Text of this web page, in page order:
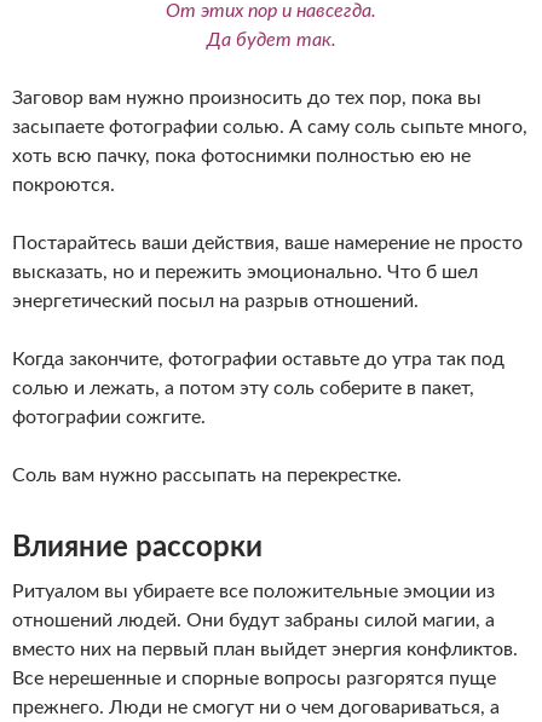
От этих пор и навсегда.
Да будет так.
Заговор вам нужно произносить до тех пор, пока вы
засыпаете фотографии солью. А саму соль сыпьте много,
хоть всю пачку, пока фотоснимки полностью ею не
покроются.
Постарайтесь ваши действия, ваше намерение не просто
высказать, но и пережить эмоционально. Что б шел
энергетический посыл на разрыв отношений.
Когда закончите, фотографии оставьте до утра так под
солью и лежать, а потом эту соль соберите в пакет,
фотографии сожгите.
Соль вам нужно рассыпать на перекрестке.
Влияние рассорки
Ритуалом вы убираете все положительные эмоции из
отношений людей. Они будут забраны силой магии, а
вместо них на первый план выйдет энергия конфликтов.
Все нерешенные и спорные вопросы разгорятся пуще
прежнего. Люди не смогут ни о чем договариваться, а